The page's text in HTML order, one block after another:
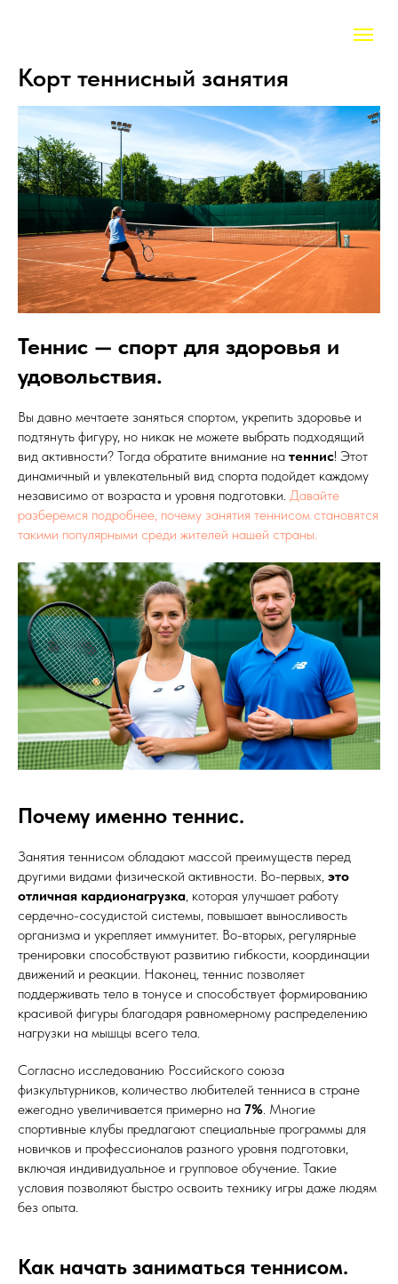
Корт теннисный занятия
Теннис — спорт для здоровья и
удовольствия.
Вы давно мечтаете заняться спортом, укрепить здоровье и
подтянуть фигуру, но никак не можете выбрать подходящий
вид активности? Тогда обратите внимание на теннис! Этот
динамичный и увлекательный вид спорта подойдет каждому
независимо от возраста и уровня подготовки. Давайте
разберемся подробнее, почему занятия теннисом становятся
такими популярными среди жителей нашей страны.
Почему именно теннис.
Занятия теннисом обладают массой преимуществ перед
другими видами физической активности. Во-первых, это
отличная кардионагрузка, которая улучшает работу
сердечно-сосудистой системы, повышает выносливость
организма и укрепляет иммунитет. Во-вторых, регулярные
тренировки способствуют развитию гибкости, координации
движений и реакции. Наконец, теннис позволяет
поддерживать тело в тонусе и способствует формированию
красивой фигуры благодаря равномерному распределению
нагрузки на мышцы всего тела.
Согласно исследованию Российского союза
физкультурников, количество любителей тенниса в стране
ежегодно увеличивается примерно на 7%. Многие
спортивные клубы предлагают специальные программы для
новичков и профессионалов разного уровня подготовки,
включая индивидуальное и групповое обучение. Такие
условия позволяют быстро освоить технику игры даже людям
без опыта.
Как начать заниматься теннисом.